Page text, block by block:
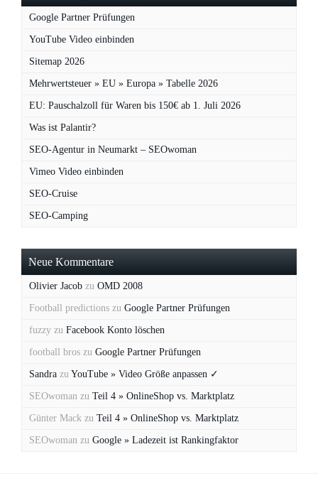
Google Partner Prüfungen
YouTube Video einbinden
Sitemap 2026
Mehrwertsteuer » EU » Europa » Tabelle 2026
EU: Pauschalzoll für Waren bis 150€ ab 1. Juli 2026
Was ist Palantir?
SEO-Agentur in Neumarkt – SEOwoman
Vimeo Video einbinden
SEO-Cruise
SEO-Camping
Neue Kommentare
Olivier Jacob zu OMD 2008
Football predictions zu Google Partner Prüfungen
fuzzy zu Facebook Konto löschen
football bros zu Google Partner Prüfungen
Sandra zu YouTube » Video Größe anpassen ✓
SEOwoman zu Teil 4 » OnlineShop vs. Marktplatz
Günter Mack zu Teil 4 » OnlineShop vs. Marktplatz
SEOwoman zu Google » Ladezeit ist Rankingfaktor